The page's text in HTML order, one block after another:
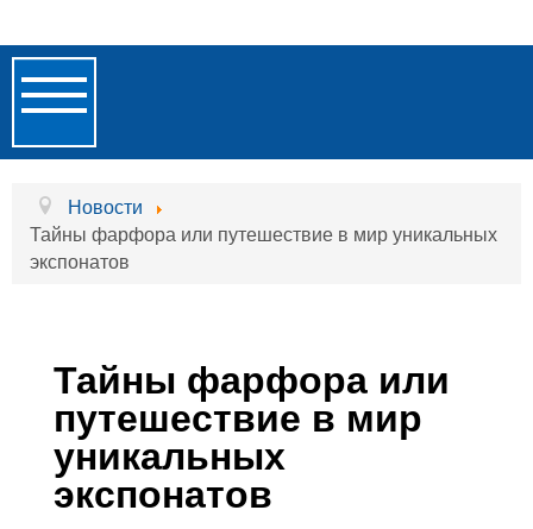
Toggle
Navigation
Главная
Об учреждении
Услуги проживания
Контакты
Блог
Новости
Тайны фарфора или путешествие в мир уникальных
экспонатов
Тайны фарфора или
путешествие в мир
уникальных
экспонатов